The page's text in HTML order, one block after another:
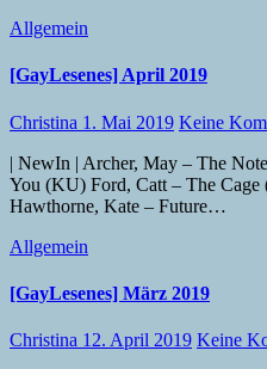
Allgemein
[GayLesenes] April 2019
Christina 1. Mai 2019 Keine
| NewIn | Archer, May – The Note Davison, Colette – I Wished For
You (KU) Ford, Catt – The Cage
Hawthorne, Kate – Future…
Allgemein
[GayLesenes] März 2019
Christina 12. April 2019 Keine